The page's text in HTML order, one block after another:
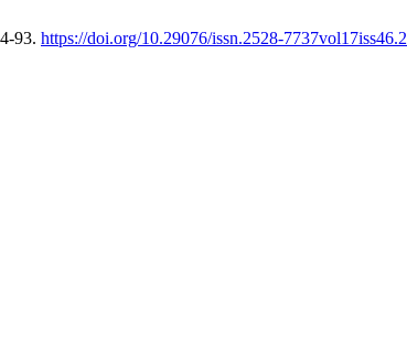
93. https://doi.org/10.29076/issn.2528-